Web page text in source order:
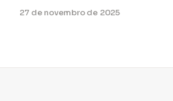
27 de novembro de 2025